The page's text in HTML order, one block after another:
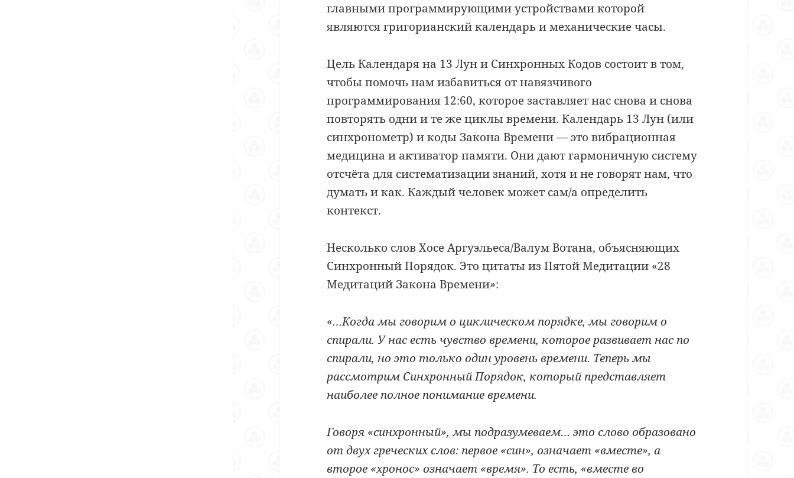
главными программирующими устройствами которой
являются григорианский календарь и механические часы.
Цель Календаря на 13 Лун и Синхронных Кодов состоит в том,
чтобы помочь нам избавиться от навязчивого
программирования 12:60, которое заставляет нас снова и снова
повторять одни и те же циклы времени. Календарь 13 Лун (или
синхронометр) и коды Закона Времени—это вибрационная
медицина и активатор памяти. Они дают гармоничную систему
отсчёта для систематизации знаний, хотя и не говорят нам, что
думать и как. Каждый человек может сам/а определить
контекст.
Несколько слов Хосе Аргуэльеса/Валум Вотана, объясняющих
Синхронный Порядок. Это цитаты из Пятой Медитации «28
Медитаций Закона Времени»:
«…Когда мы говорим о циклическом порядке, мы говорим о
спирали. У нас есть чувство времени, которое развивает нас по
спирали, но это только один уровень времени. Теперь мы
рассмотрим Синхронный Порядок, который представляет
наиболее полное понимание времени.
Говоря «синхронный», мы подразумеваем… это слово образовано
от двух греческих слов: первое «син», означает «вместе», а
второе «хронос» означает «время». То есть, «вместе во